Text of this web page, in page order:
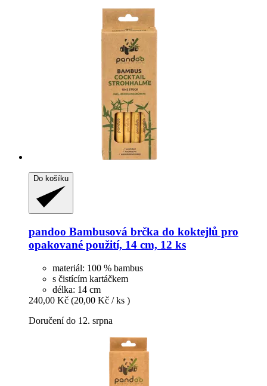
Do košíku
pandoo Bambusová brčka do koktejlů pro
opakované použití, 14 cm, 12 ks
materiál: 100 % bambus
s čistícím kartáčkem
délka: 14 cm
240,00 Kč (20,00 Kč / ks )
Doručení do 12. srpna